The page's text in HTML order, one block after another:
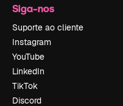
Siga-nos
Suporte ao cliente
Instagram
YouTube
LinkedIn
TikTok
Discord